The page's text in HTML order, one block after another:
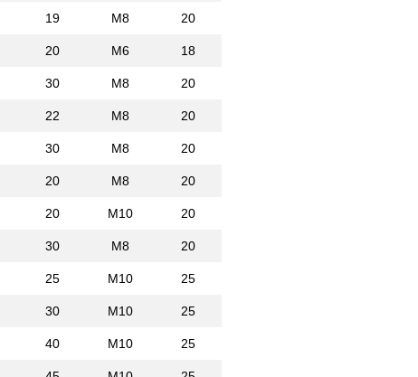
19 M8 20
20 M6 18
30 M8 20
22 M8 20
30 M8 20
20 M8 20
20 M10 20
30 M8 20
25 M10 25
30 M10 25
40 M10 25